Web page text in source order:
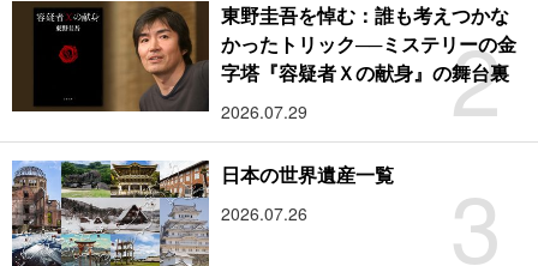
2
東野圭吾を悼む：誰も考えつかな
かったトリック──ミステリーの金
字塔『容疑者Ｘの献身』の舞台裏
2026.07.29
3
日本の世界遺産一覧
2026.07.26